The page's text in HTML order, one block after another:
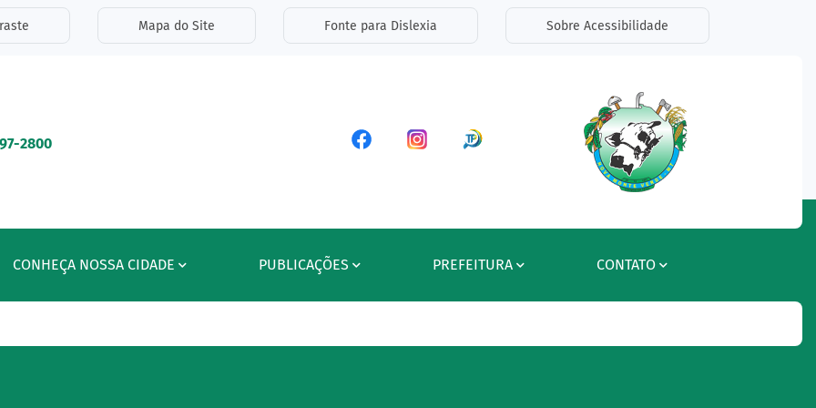
de acessibilidade
Mapa do Site Fonte para Dislexia Sobre Acessibilidade
2800 Acessar a Rede Social Facebook
Acessar a Rede Social Instagram
Acessar a Rede Social Radar
CONHEÇA NOSSA CIDADE PUBLICAÇÕES PREFEITURA CONTATO